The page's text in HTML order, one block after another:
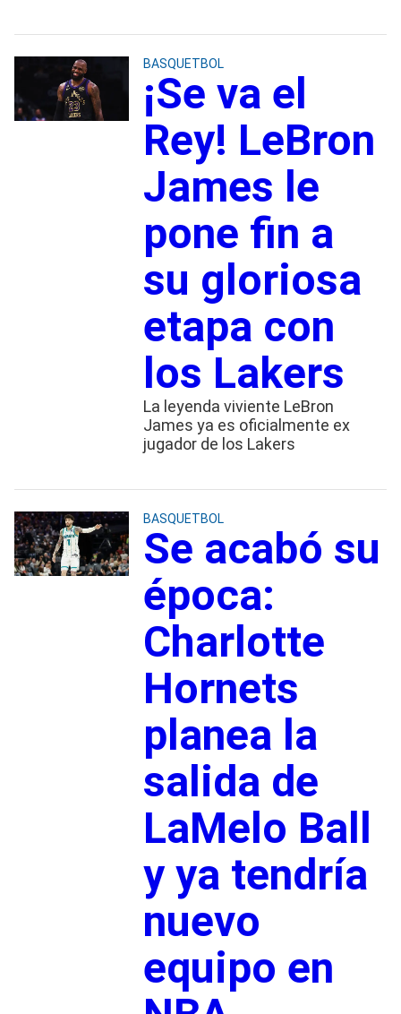
BASQUETBOL
¡Se va el
Rey! LeBron
James le
pone fin a
su gloriosa
etapa con
los Lakers
La leyenda viviente LeBron
James ya es oficialmente ex
jugador de los Lakers
BASQUETBOL
Se acabó su
época:
Charlotte
Hornets
planea la
salida de
LaMelo Ball
y ya tendría
nuevo
equipo en